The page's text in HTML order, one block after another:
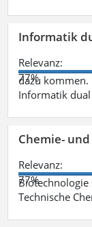
Informatik
Relevanz:
77%
dazu
Informatik dual
Chemie-
Relevanz:
77%
Biotechnologie
Technische